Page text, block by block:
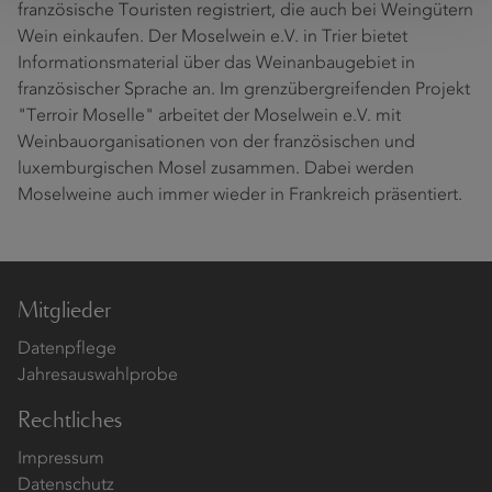
französische Touristen registriert, die auch bei Weingütern
Wein einkaufen. Der Moselwein e.V. in Trier bietet
Informationsmaterial über das Weinanbaugebiet in
französischer Sprache an. Im grenzübergreifenden Projekt
"Terroir Moselle" arbeitet der Moselwein e.V. mit
Weinbauorganisationen von der französischen und
luxemburgischen Mosel zusammen. Dabei werden
Moselweine auch immer wieder in Frankreich präsentiert.
Mitglieder
Datenpflege
Jahresauswahlprobe
Rechtliches
Impressum
Datenschutz